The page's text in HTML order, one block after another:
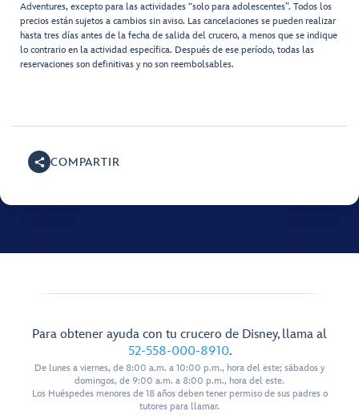
Adventures, excepto para las actividades “solo para adolescentes”. Todos los
precios están sujetos a cambios sin aviso. Las cancelaciones se pueden realizar
hasta tres días antes de la fecha de salida del crucero, a menos que se indique
lo contrario en la actividad específica. Después de ese período, todas las
reservaciones son definitivas y no son reembolsables.
COMPARTIR
Para obtener ayuda con tu crucero de Disney, llama al
52-558-000-8910.
De lunes a viernes, de 8:00 a.m. a 10:00 p.m., hora del este; sábados y
domingos, de 9:00 a.m. a 8:00 p.m., hora del este.
Los Huéspedes menores de 18 años deben tener permiso de sus padres o
tutores para llamar.